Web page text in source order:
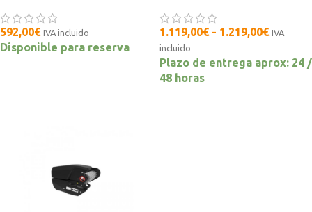
592,00€ IVA incluido
Disponible para reserva
1.119,00€ - 1.219,00€ IVA
incluido
Plazo de entrega aprox: 24 /
48 horas